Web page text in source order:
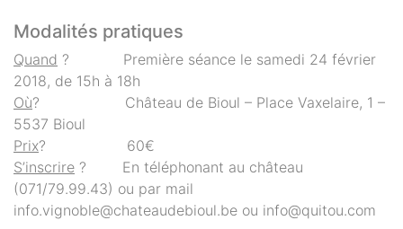
Modalités pratiques
Quand ? Première séance le samedi 24 février
2018, de 15h à 18h
Où? Château de Bioul – Place Vaxelaire, 1 –
5537 Bioul
Prix? 60€
S’inscrire ? En téléphonant au château
(071/79.99.43) ou par mail
info.vignoble@chateaudebioul.be ou info@quitou.com